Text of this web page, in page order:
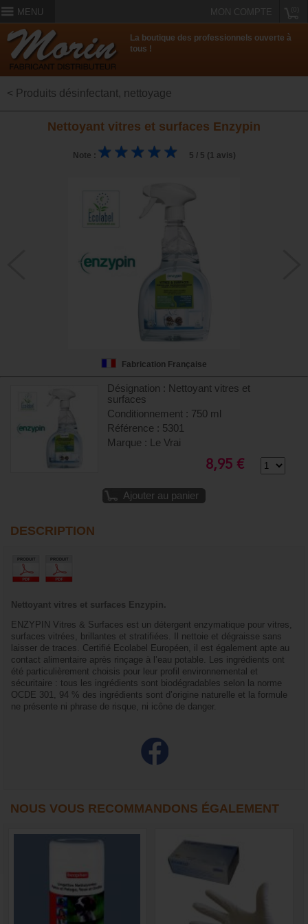
MENU MON COMPTE
La boutique des professionnels ouverte à
tous !
< Produits désinfectant, nettoyage
Nettoyant vitres et surfaces Enzypin
Note : 5 / 5 (1 avis)
Fabrication Française
Désignation : Nettoyant vitres et
surfaces
Conditionnement : 750 ml
Référence : 5301
Marque : Le Vrai
8,95 €
Ajouter au panier
DESCRIPTION
Nettoyant vitres et surfaces Enzypin.
ENZYPIN Vitres & Surfaces est un détergent enzymatique pour vitres,
surfaces vitrées, brillantes et stratifiées. Il nettoie et dégraisse sans
laisser de traces. Certifié Ecolabel Européen, il est également apte au
contact alimentaire après rinçage à l’eau potable. Les ingrédients ont
été particulièrement choisis pour leur profil environnemental et
sécuritaire : tous les ingrédients sont biodégradables selon la norme
OCDE 301, 94 % des ingrédients sont d’origine naturelle et la formule
ne présente ni phrase de risque, ni icône de danger.
NOUS VOUS RECOMMANDONS ÉGALEMENT